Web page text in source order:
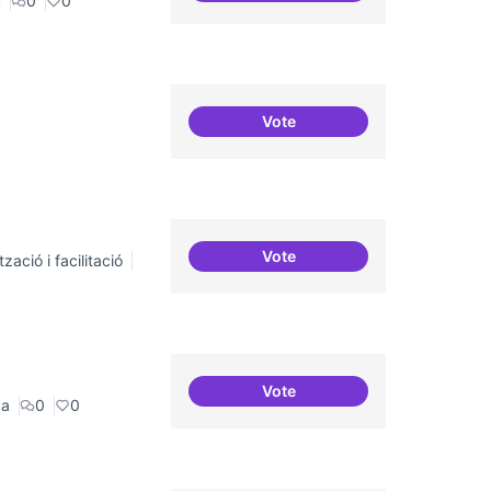
VoteConnectar repositori de
i facilitació
VoteIncubadora d'ILPs
0 0
VoteErasmus Canòdrom